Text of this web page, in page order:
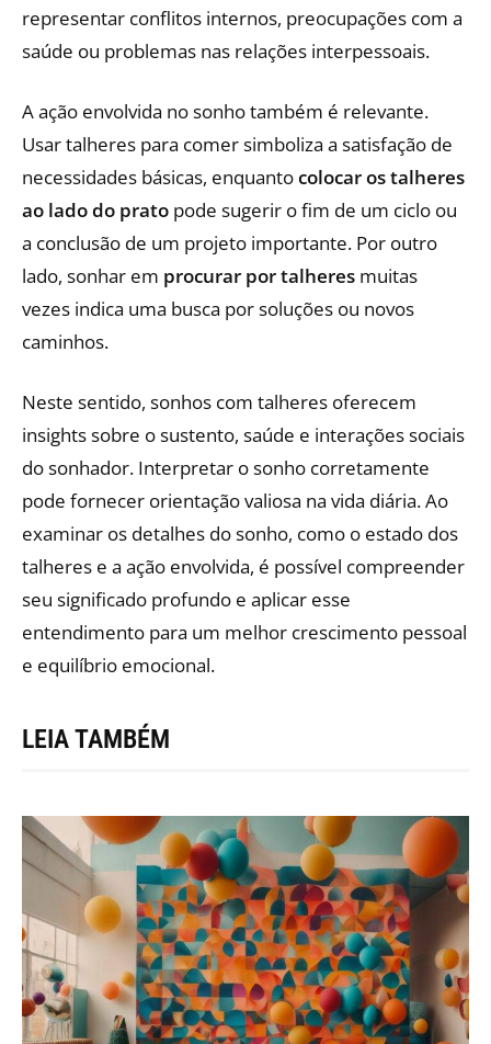
representar conflitos internos, preocupações com a
saúde ou problemas nas relações interpessoais.
A ação envolvida no sonho também é relevante.
Usar talheres para comer simboliza a satisfação de
necessidades básicas, enquantocolocar os talheres
ao lado do prato pode sugerir o fim de um ciclo ou
a conclusão de um projeto importante. Por outro
lado, sonhar em procurar por talheres muitas
vezes indica uma busca por soluções ou novos
caminhos.
Neste sentido, sonhos com talheres oferecem
insights sobre o sustento, saúde e interações sociais
do sonhador. Interpretar o sonho corretamente
pode fornecer orientação valiosa na vida diária. Ao
examinar os detalhes do sonho, como o estado dos
talheres e a ação envolvida, é possível compreender
seu significado profundo e aplicar esse
entendimento para um melhor crescimento pessoal
e equilíbrio emocional.
LEIA TAMBÉM